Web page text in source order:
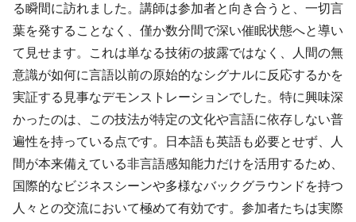
る瞬間に訪れました。講師は参加者と向き合うと、一切言
葉を発することなく、僅か数分間で深い催眠状態へと導い
て見せます。これは単なる技術の披露ではなく、人間の無
意識が如何に言語以前の原始的なシグナルに反応するかを
実証する見事なデモンストレーションでした。特に興味深
かったのは、この技法が特定の文化や言語に依存しない普
遍性を持っている点です。日本語も英語も必要とせず、人
間が本来備えている非言語感知能力だけを活用するため、
国際的なビジネスシーンや多様なバックグラウンドを持つ
人々との交流において極めて有効です。参加者たちは実際